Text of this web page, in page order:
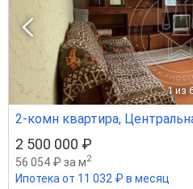
1 из
2-комн квартира,
2 500 000 ₽
56 054 ₽ за м2
Ипотека от 11 032 ₽ в месяц